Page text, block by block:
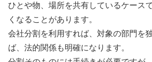
ひとや物、場所を共有しているケース
くなることがあります。
会社分割を利用すれば、対象の部門を
ば、法的関係も明確になります。